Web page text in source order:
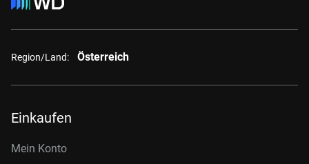
Region/Land: Österreich
Einkaufen
Mein Konto